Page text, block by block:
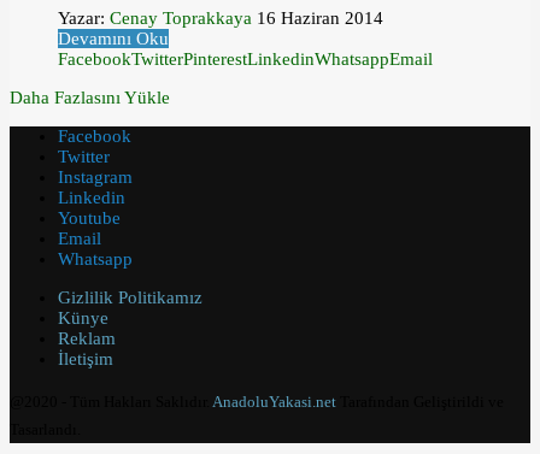
Yazar: Cenay Toprakkaya 16 Haziran 2014
Devamını Oku
FacebookTwitterPinterestLinkedinWhatsappEmail
Daha Fazlasını Yükle
Facebook
Twitter
Instagram
Linkedin
Youtube
Email
Whatsapp
Gizlilik Politikamız
Künye
Reklam
İletişim
AnadoluYakasi.net